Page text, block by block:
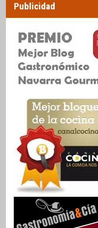
Publicidad